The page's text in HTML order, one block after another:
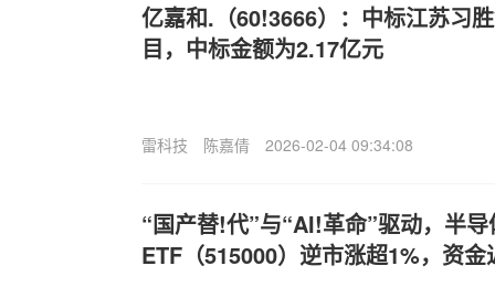
亿嘉和.（60!3666）：中标江苏习
目，中标金额为2.17亿元
雷科技 陈嘉倩 2026-02-04 09:34:08
“国产替!代”与“AI!革命”驱动，半
ETF（515000）逆市涨超1%，资